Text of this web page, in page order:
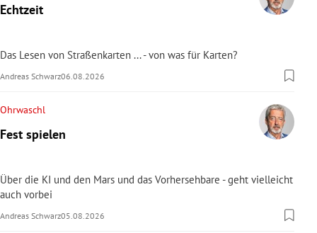
Echtzeit
Das Lesen von Straßenkarten ... - von was für Karten?
Andreas Schwarz06.08.2026
Ohrwaschl
Fest spielen
Über die KI und den Mars und das Vorhersehbare - geht vielleicht
auch vorbei
Andreas Schwarz05.08.2026